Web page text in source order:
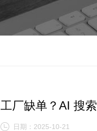
工厂缺单？AI 搜
日期：2025-10-21